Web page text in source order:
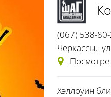
(067) 538-
Черкассы,
Хэллоуин